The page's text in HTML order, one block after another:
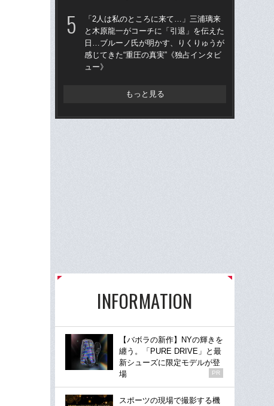
「2人は私のところに来て…」三浦璃来
と木原龍一がコーチに「引退」を伝えた
日…ブルーノ氏が明かす、りくりゅうが
感じてきた“重圧の真実”《独占インタビ
ュー》
もっと見る
INFORMATION
【バボラの新作】NYの輝きを
纏う。「PURE DRIVE」と最
新シューズに限定モデルが登
場
PR
スポーツの現場で撮影する機